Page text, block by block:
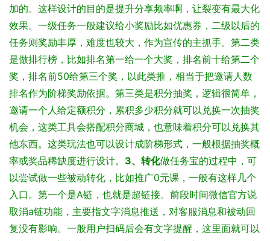
加的。这样设计的目的是提升分享频率啊，让裂变有最大化
效果。一级任务一般建议给小奖励比如优惠券，二级以后的
任务则奖励丰厚，难度也较大，作为宣传的主抓手。 第二类
是做排行榜，比如排名第一给一个大奖，排名前十给第二个
奖，排名前50给第三个奖，以此类推，相当于把邀请人数
排名作为阶梯奖励依据。 第三类是积分抽奖，逻辑很简单，
邀请一个人给定额积分，累积多少积分就可以兑换一次抽奖
机会，这类工具会搭配积分商城，也意味着积分可以兑换其
他东西。这类玩法也可以设计成阶梯形式，一般根据抽奖概
率或奖品稀缺度进行设计。 3、转化做任务宝的过程中，可
以尝试做一些被动转化，比如推广0元课，一般有这样几个
入口。 第一个是A链，也就是超链接。前段时间微信官方说
取消a链功能，主要指文字消息推送，对客服消息和被动回
复没有影响。一般用户扫码后会有文字提醒，这里面就可以